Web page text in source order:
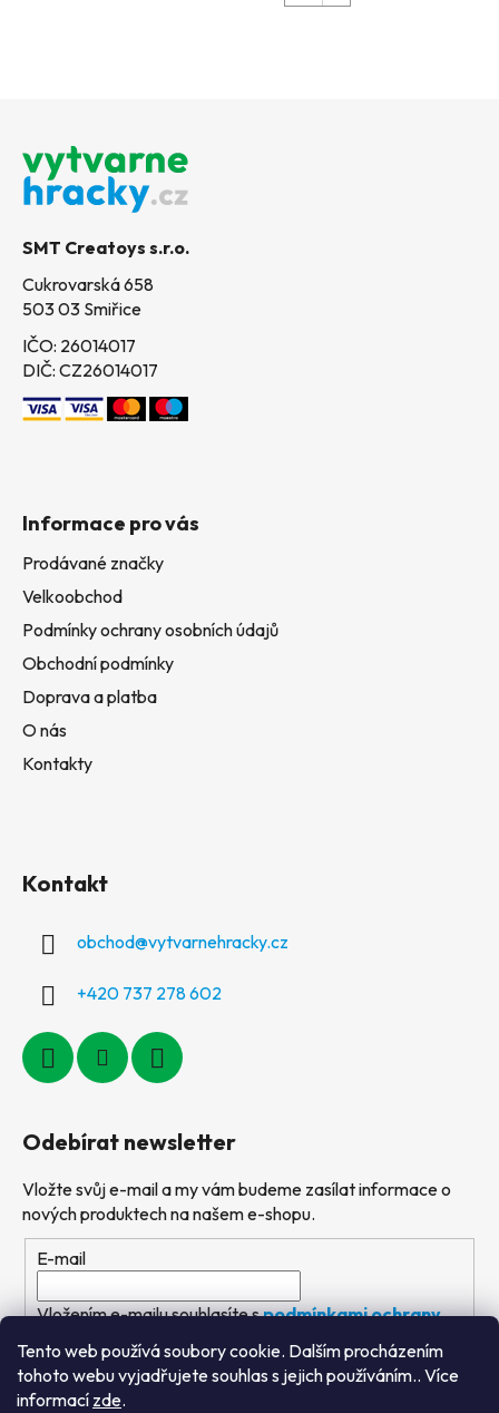
Tento web používá soubory cookie. Dalším procházením
tohoto webu vyjadřujete souhlas s jejich používáním.. Více
informací zde.
SMT Creatoys s.r.o.
Cukrovarská 658
503 03 Smiřice
IČO: 26014017
DIČ: CZ26014017
Informace pro vás
Prodávané značky
Velkoobchod
Podmínky ochrany osobních údajů
Obchodní podmínky
Doprava a platba
O nás
Kontakty
Kontakt
obchod@vytvarnehracky.cz
+420 737 278 602
Odebírat newsletter
Vložte svůj e-mail a my vám budeme zasílat informace o
nových produktech na našem e-shopu.
E-mail
Vložením e-mailu souhlasíte spodmínkami ochrany
osobních údajů
PŘIHLÁSIT SE